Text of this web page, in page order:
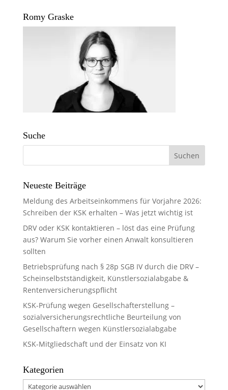
Romy Graske
Suche
Neueste Beiträge
Meldung des Arbeitseinkommens für Vorjahre 2026:
Schreiben der KSK erhalten – Was jetzt wichtig ist
DRV oder KSK kontaktieren – löst das eine Prüfung
aus? Warum Sie vorher einen Anwalt konsultieren
sollten
Betriebsprüfung nach § 28p SGB IV durch die DRV –
Scheinselbstständigkeit, Künstlersozialabgabe &
Rentenversicherungspflicht
KSK-Prüfung wegen Gesellschafterstellung –
sozialversicherungsrechtliche Beurteilung von
Gesellschaftern wegen Künstlersozialabgabe
KSK-Mitgliedschaft und der Einsatz von KI
Kategorien
Kategorien